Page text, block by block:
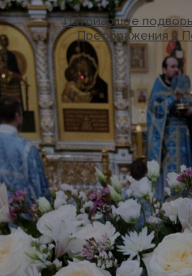
Патриаршее
Преображения в